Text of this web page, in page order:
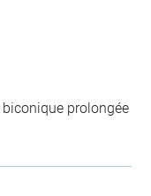
prolongée